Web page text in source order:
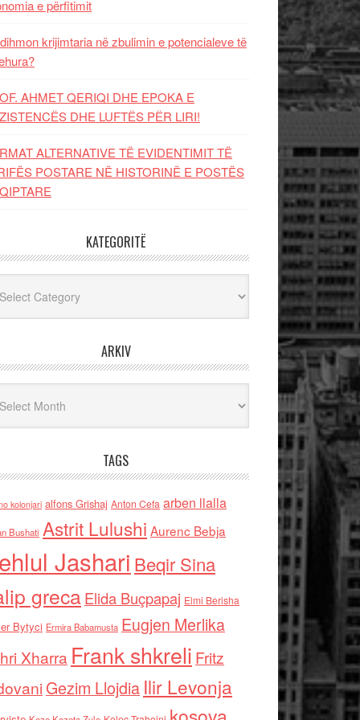
e përfitimit
krijimtaria në zbulimin e potencialeve të
AHMET QERIQI DHE EPOKA E
DHE LUFTЁS PЁR LIRI!
ALTERNATIVE TË EVIDENTIMIT TË
POSTARE NË HISTORINË E POSTËS
KATEGORITË
ARKIV
TAGS
kolonjari alfons Grishaj Anton Cefa arben llalla
Bushati Astrit Lulushi Aurenc Bebja
Jashari Beqir Sina
grecaElida Buçpapaj Elmi Berisha
Bytyci Ermira Babamusta Eugjen Merlika
Xharra Frank shkreli Fritz
Gezim Llojdia Ilir Levonja